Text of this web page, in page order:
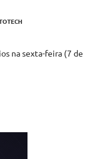
na sexta-feira (7 de